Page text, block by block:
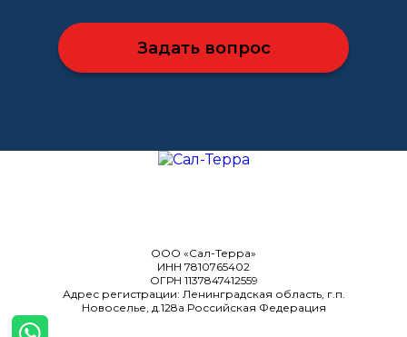
ООО «Сал-Терра»
ИНН 7810765402
ОГРН 1137847412559
Адрес регистрации: Ленинградская область, г.п.
Новоселье, д.128а Российская Федерация